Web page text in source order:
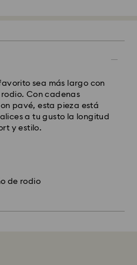
sea más largo con
Con cadenas
pavé, esta pieza está
a tu gusto la longitud
y estilo.
de rodio